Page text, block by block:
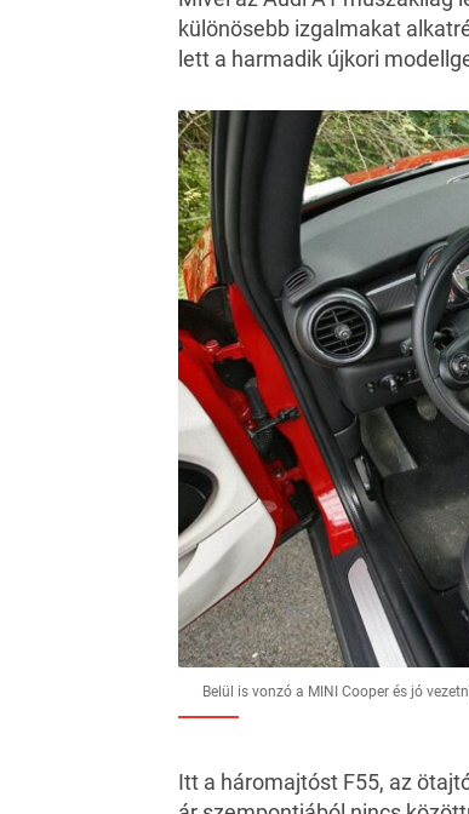
különösebb izgalmakat
lett a harmadik újkori
Belül is vonzó a MINI Cooper és jó
Itt a háromajtóst F55, az